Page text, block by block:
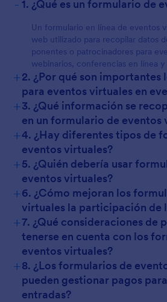
- 1. ¿Qué es un formulario de
Un formulario en línea de eventos
web utilizado para recopilar datos
ponentes o patrocinadores para
webinarios, conferencias en línea y
+2. ¿Por qué son importantes
para eventos virtuales en
+3. ¿Qué información se
en un formulario de eventos
+4. ¿Hay diferentes tipos de
eventos virtuales?
+5. ¿Quién debería usar
eventos virtuales?
+6. ¿Cómo mejoran los
virtuales la participación de
+7. ¿Qué consideraciones de
tenerse en cuenta con los
eventos virtuales?
+8. ¿Los formularios de
pueden gestionar pagos
entradas?